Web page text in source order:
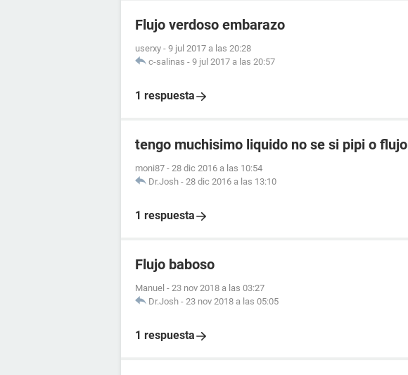
Flujo verdoso embarazo
userxy - 9 jul 2017 a las 20:28
c-salinas - 9 jul 2017 a las 20:57
1 respuesta
tengo muchisimo liquido no se si pipi o flujo
moni87 - 28 dic 2016 a las 10:54
Dr.Josh - 28 dic 2016 a las 13:10
1 respuesta
Flujo baboso
Manuel - 23 nov 2018 a las 03:27
Dr.Josh - 23 nov 2018 a las 05:05
1 respuesta